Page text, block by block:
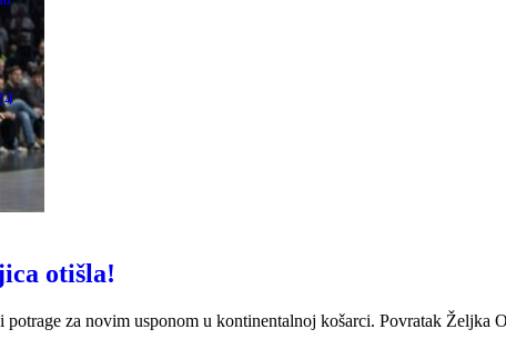
otišla!
za novim usponom u kontinentalnoj košarci. Povratak Željka